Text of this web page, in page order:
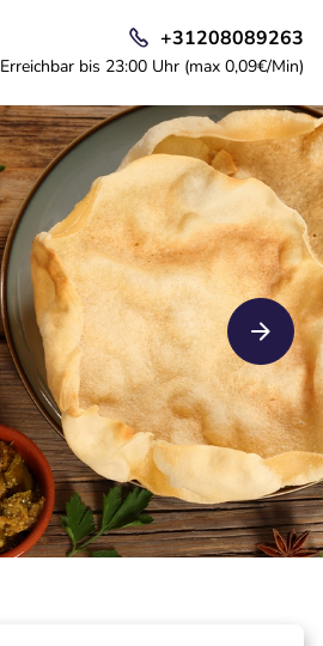
+31208089263
Erreichbar bis 23:00 Uhr (max 0,09€/Min)